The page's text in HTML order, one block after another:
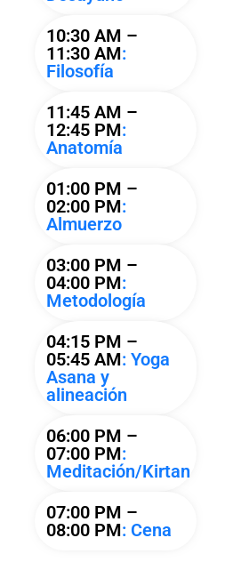
10:30 AM –
11:30 AM:
Filosofía
11:45 AM –
12:45 PM:
Anatomía
01:00 PM –
02:00 PM:
Almuerzo
03:00 PM –
04:00 PM:
Metodología
04:15 PM –
05:45 AM: Yoga
Asana y
alineación
06:00 PM –
07:00 PM:
Meditación/Kirtan
07:00 PM –
08:00 PM: Cena